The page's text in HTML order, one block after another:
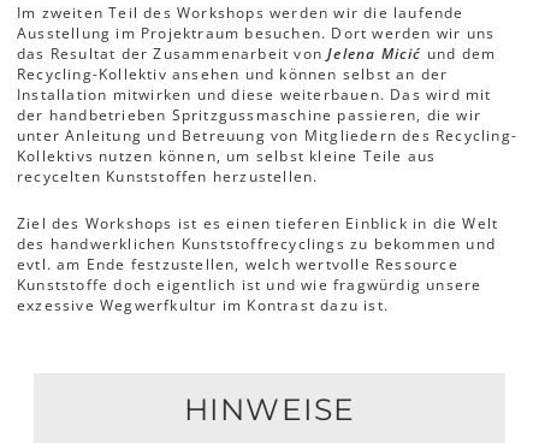
Im zweiten Teil des Workshops werden wir die laufende
Ausstellung im Projektraum besuchen. Dort werden wir uns
das Resultat der Zusammenarbeit vonJelena Micić und dem
Recycling-Kollektiv ansehen und können selbst an der
Installation mitwirken und diese weiterbauen. Das wird mit
der handbetrieben Spritzgussmaschine passieren, die wir
unter Anleitung und Betreuung von Mitgliedern des Recycling-
Kollektivs nutzen können, um selbst kleine Teile aus
recycelten Kunststoffen herzustellen.
Ziel des Workshops ist es einen tieferen Einblick in die Welt
des handwerklichen Kunststoffrecyclings zu bekommen und
evtl. am Ende festzustellen, welch wertvolle Ressource
Kunststoffe doch eigentlich ist und wie fragwürdig unsere
exzessive Wegwerfkultur im Kontrast dazu ist.
HINWEISE